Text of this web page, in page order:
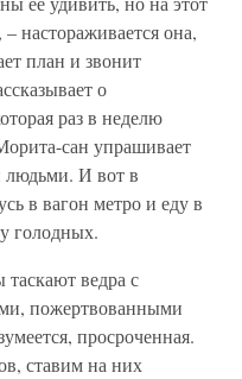
настораживается она,
план и звонит
о
раз в неделю
сан упрашивает
людьми. И вот в
в вагон метро и еду в
голодных.
таскают ведра с
пожертвованными
просроченная.
ставим на них